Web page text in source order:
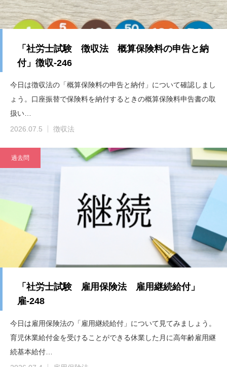
「社労士試験 徴収法 概算保険料の申告と納
付」徴収-246
今日は徴収法の「概算保険料の申告と納付」について確認しまし
ょう。口座振替で保険料を納付するときの概算保険料申告書の取
扱い…
2026.07.5
徴収法
過去問
「社労士試験 雇用保険法 雇用継続給付」
雇-248
今日は雇用保険法の「雇用継続給付」について見てみましょう。
育児休業給付金を受けることができる休業した月に高年齢雇用継
続基本給付…